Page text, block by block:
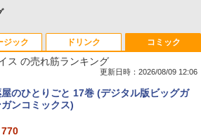
Soundcore P40i オフホワイト
ジック
WAYNE feat. Flo Milli, ATL Jacob
250
ドリンク
限定】 い・ろ・は・す 2L P
ラベルレス ×8本
コミック
ス の売れ筋ランキング
更新日時：2026/08/09 12:06
のひとりごと 17巻 (デジタル版ビッグガ
ガンコミックス)
770